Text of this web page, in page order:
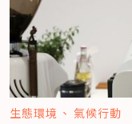
生態環境 氣候行動